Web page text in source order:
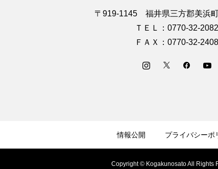
〒919-1145 福井県三方郡美浜
ＴＥＬ：0770-32-2082
ＦＡＸ：0770-32-2408
情報公開 プライバシーポ
Copyright © Kogakunosato All Rights